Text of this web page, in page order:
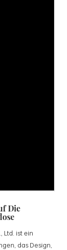
Die
Ltd. ist ein
das Design,